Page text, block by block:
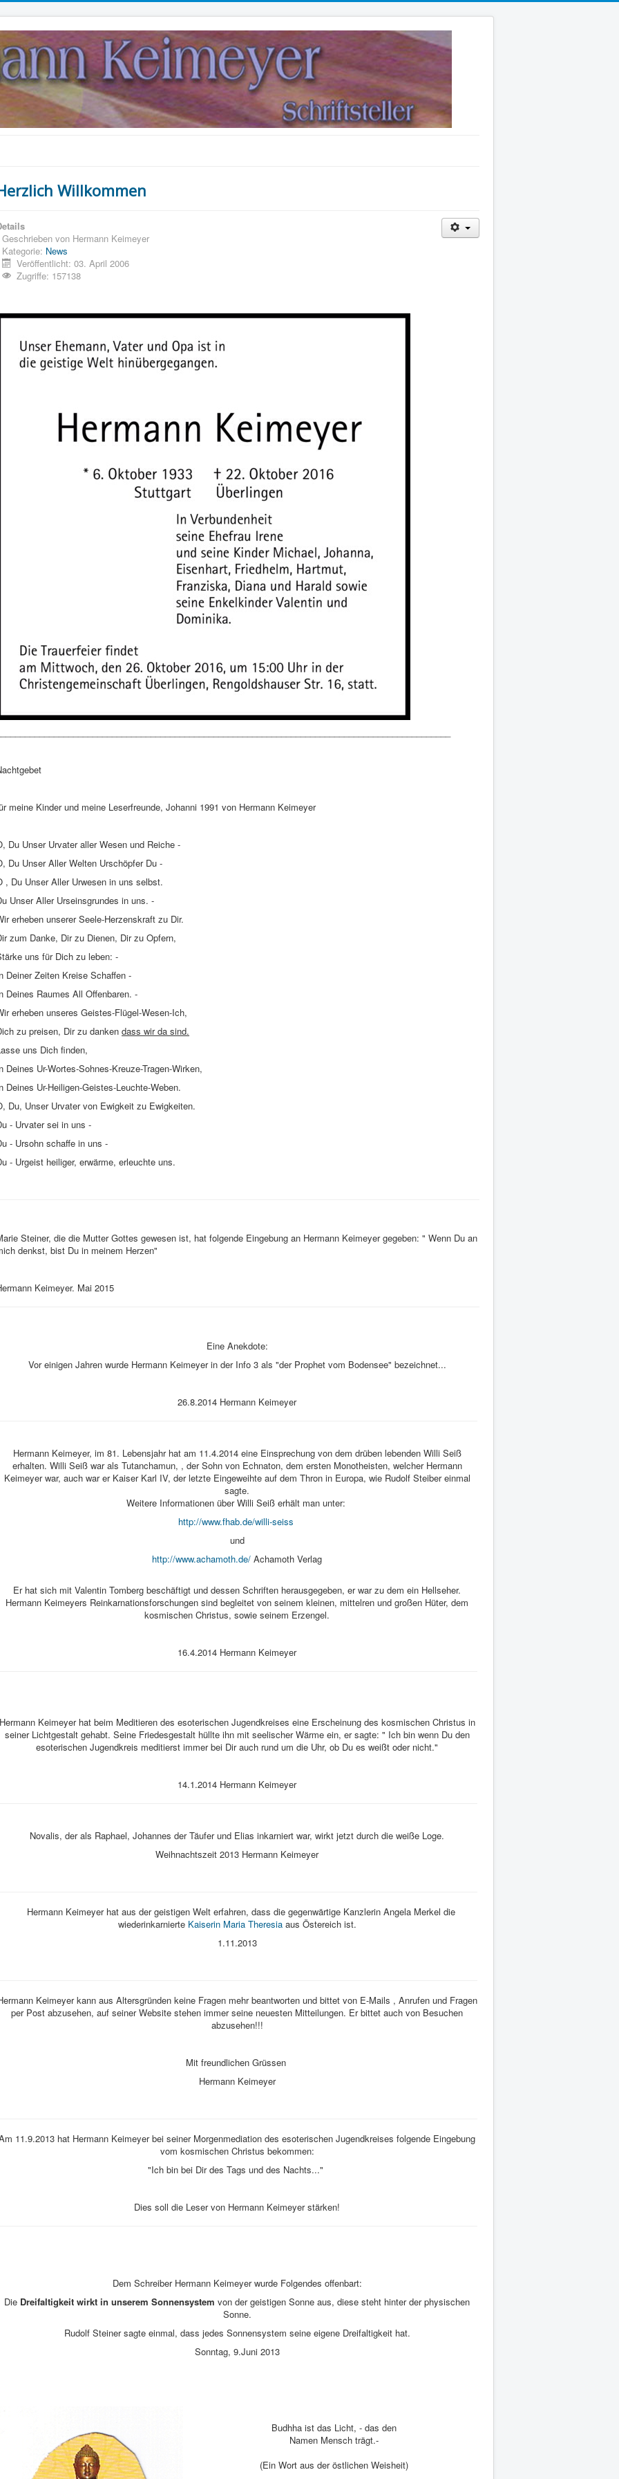
Willkommen
Geschrieben von Hermann Keimeyer
Kategorie: News
Veröffentlicht: 03. April 2006
Zugriffe: 157138
meine Kinder und meine Leserfreunde, Johanni 1991 von Hermann Keimeyer
Du Unser Urvater aller Wesen und Reiche -
Du Unser Aller Welten Urschöpfer Du -
, Du Unser Aller Urwesen in uns selbst.
Unser Aller Urseinsgrundes in uns. -
erheben unserer Seele-Herzenskraft zu Dir.
zum Danke, Dir zu Dienen, Dir zu Opfern,
uns für Dich zu leben: -
Deiner Zeiten Kreise Schaffen -
Deines Raumes All Offenbaren. -
erheben unseres Geistes-Flügel-Wesen-Ich,
zu preisen, Dir zu danken dass wir da sind.
uns Dich finden,
Deines Ur-Wortes-Sohnes-Kreuze-Tragen-Wirken,
Deines Ur-Heiligen-Geistes-Leuchte-Weben.
Du, Unser Urvater von Ewigkeit zu Ewigkeiten.
- Urvater sei in uns -
- Ursohn schaffe in uns -
- Urgeist heiliger, erwärme, erleuchte uns.
Steiner, die die Mutter Gottes gewesen ist, hat folgende Eingebung an Hermann Keimeyer gegeben: " Wenn Du an
denkst, bist Du in meinem Herzen"
Keimeyer. Mai 2015
Eine Anekdote:
Vor einigen Jahren wurde Hermann Keimeyer in der Info 3 als "der Prophet vom Bodensee" bezeichnet...
26.8.2014 Hermann Keimeyer
Hermann Keimeyer, im 81. Lebensjahr hat am 11.4.2014 eine Einsprechung von dem drüben lebenden Willi Seiß
erhalten. Willi Seiß war als Tutanchamun, , der Sohn von Echnaton, dem ersten Monotheisten, welcher Hermann
Keimeyer war, auch war er Kaiser Karl IV, der letzte Eingeweihte auf dem Thron in Europa, wie Rudolf Steiber einmal
sagte.
Weitere Informationen über Willi Seiß erhält man unter:
http://www.fhab.de/willi-seiss
und
http://www.achamoth.de/ Achamoth Verlag
Er hat sich mit Valentin Tomberg beschäftigt und dessen Schriften herausgegeben, er war zu dem ein Hellseher.
Hermann Keimeyers Reinkarnationsforschungen sind begleitet von seinem kleinen, mittelren und großen Hüter, dem
kosmischen Christus, sowie seinem Erzengel.
16.4.2014 Hermann Keimeyer
Hermann Keimeyer hat beim Meditieren des esoterischen Jugendkreises eine Erscheinung des kosmischen Christus in
seiner Lichtgestalt gehabt. Seine Friedesgestalt hüllte ihn mit seelischer Wärme ein, er sagte: " Ich bin wenn Du den
esoterischen Jugendkreis meditierst immer bei Dir auch rund um die Uhr, ob Du es weißt oder nicht."
14.1.2014 Hermann Keimeyer
Novalis, der als Raphael, Johannes der Täufer und Elias inkarniert war, wirkt jetzt durch die weiße Loge.
Weihnachtszeit 2013 Hermann Keimeyer
Hermann Keimeyer hat aus der geistigen Welt erfahren, dass die gegenwärtige Kanzlerin Angela Merkel die
wiederinkarnierteKaiserin Maria Theresia aus Östereich ist.
1.11.2013
Keimeyer kann aus Altersgründen keine Fragen mehr beantworten und bittet von E-Mails , Anrufen und Fragen
per Post abzusehen, auf seiner Website stehen immer seine neuesten Mitteilungen. Er bittet auch von Besuchen
abzusehen!!!
Mit freundlichen Grüssen
Hermann Keimeyer
11.9.2013 hat Hermann Keimeyer bei seiner Morgenmediation des esoterischen Jugendkreises folgende Eingebung
vom kosmischen Christus bekommen:
"Ich bin bei Dir des Tags und des Nachts..."
Dies soll die Leser von Hermann Keimeyer stärken!
Dem Schreiber Hermann Keimeyer wurde Folgendes offenbart:
Die Dreifaltigkeit wirkt in unserem Sonnensystem von der geistigen Sonne aus, diese steht hinter der physischen
Sonne.
Rudolf Steiner sagte einmal, dass jedes Sonnensystem seine eigene Dreifaltigkeit hat.
Sonntag, 9.Juni 2013
Budhha ist das Licht, - das den
Namen Mensch trägt.-
(Ein Wort aus der östlichen Weisheit)